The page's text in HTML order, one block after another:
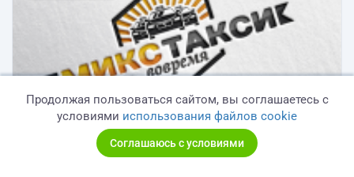
Лого Микс Такси
Продолжая пользоваться сайтом, вы соглашаетесь с
условиями использования файлов cookie
Соглашаюсь с условиями